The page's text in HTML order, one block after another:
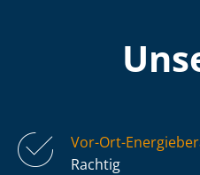
Vor-Ort-
Rachtig